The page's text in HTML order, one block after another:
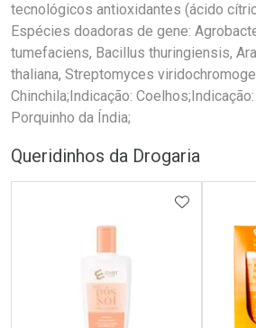
tecnológicos antioxidantes (ácido
Espécies doadoras de gene:
tumefaciens, Bacillus thuringiensis,
thaliana, Streptomyces
Chinchila;Indicação:
Porquinho da Índia;
Queridinhos da Drogaria